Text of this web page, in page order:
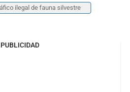
ilegal de fauna silvestre
PUBLICIDAD